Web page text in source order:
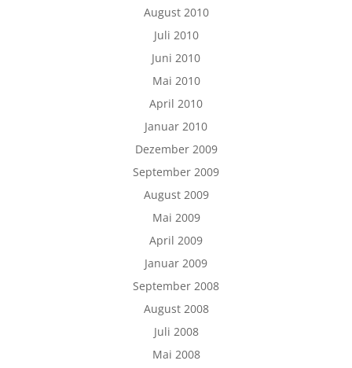
August 2010
Juli 2010
Juni 2010
Mai 2010
April 2010
Januar 2010
Dezember 2009
September 2009
August 2009
Mai 2009
April 2009
Januar 2009
September 2008
August 2008
Juli 2008
Mai 2008